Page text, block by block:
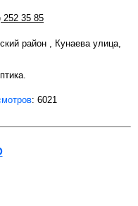
252 35 85
район , Кунаева улица,
: 6021